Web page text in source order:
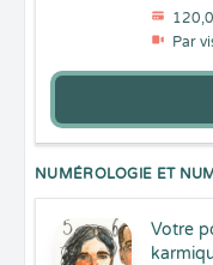
Par
NUMÉROLOGIE ET
Votre